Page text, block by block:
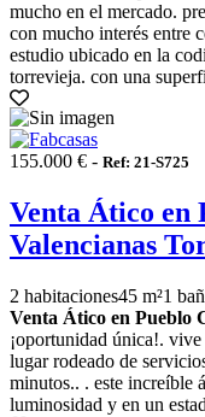
mucho en el mercado.
con mucho interés entre
estudio ubicado en la
torrevieja. con una
155.000 € - Ref: 21-S725
Venta Ático en
Valencianas
2 habitaciones45 m²1
Venta Ático en Pueblo
¡oportunidad única!.
lugar rodeado de
minutos.. . este increíble
luminosidad y en un